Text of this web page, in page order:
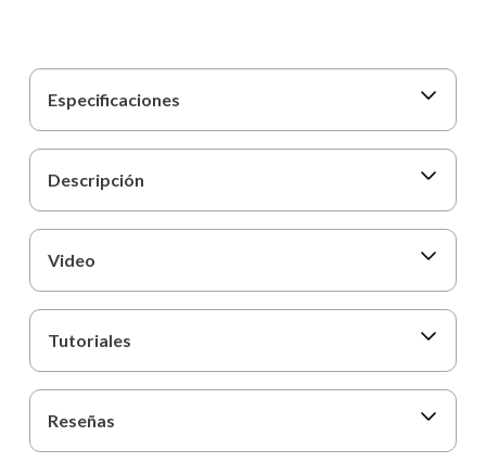
Especificaciones
Descripción
Video
Tutoriales
Reseñas